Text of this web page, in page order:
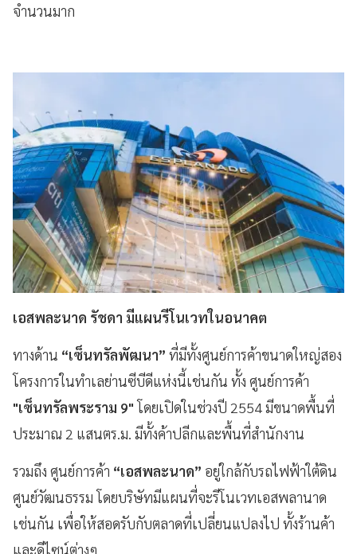
จำนวนมาก
เอสพละนาด รัชดา มีแผนรีโนเวทในอนาคต
ทางด้าน “เซ็นทรัลพัฒนา” ที่มีทั้งศูนย์การค้าขนาดใหญ่สอง
โครงการในทำเลย่านซีบีดีแห่งนี้เช่นกัน ทั้ง ศูนย์การค้า
"เซ็นทรัลพระราม 9"โดยเปิดในช่วงปี 2554 มีขนาดพื้นที่
ประมาณ 2 แสนตร.ม. มีทั้งค้าปลีกและพื้นที่สำนักงาน
รวมถึง ศูนย์การค้า “เอสพละนาด” อยู่ใกล้กับรถไฟฟ้าใต้ดิน
ศูนย์วัฒนธรรม โดยบริษัทมีแผนที่จะรีโนเวทเอสพลานาด
เช่นกัน เพื่อให้สอดรับกับตลาดที่เปลี่ยนแปลงไป ทั้งร้านค้า
และดีไซน์ต่างๆ